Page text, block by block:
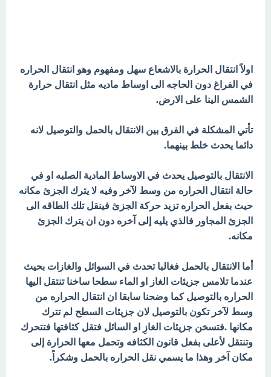
اولاً انتقال الحرارة بالاشعاع سهل ومفهوم وهو انتقال الحراره
في الفراغ دون الحاجه الى اوساط ماديه مثل انتقال حرارة
الشمس الينا على الارض.
تأتي المشكلة في الفرق بين الانتقال بالحمل والتوصيل لانه
دائما يحدث خلط بينهما.
الانتقال بالتوصيل يحدث في الاوساط المادية الصلبه او في
حالة انتقال الحراره من وسط لآخر وفيه لا يترك الجزئ مكانه
حيث بفعل الحراره تزيد حركة الجزئ فينقل تلك الطاقه الى
الجزئ المجاور فالذي يليه إلى آخره دون ان يترك الجزئ
مكانه.
أما الانتقال بالحمل فغالبا تحدث في السوائل والغازات بحيث
عندما تلامس جزيئات الغاز او الماء سطحا ساخنا تنتقل اليها
الحراره بالتوصيل كما وضحنا سابقا ان انتقال الحراره من
وسط لآخر تكون بالتوصيل لان جزيئات السطح لم تترك
مكانها .فتسخن جزيئات الغازِ او السائل فتقل كثافتها فتتحرك
وتنتقل لأعلى بفعل قانون الكثافه وتحمل معها الحرارة إلى
مكان آخر وهذا ما يسمي نقل الحراره بالحمل وشكراً.